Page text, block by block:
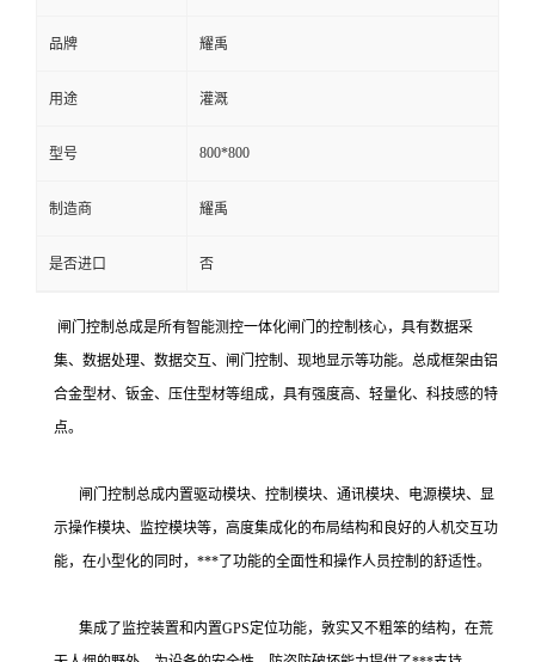
品牌 耀禹
用途 灌溉
型号 800*800
制造商 耀禹
是否进口 否
闸门控制总成是所有智能测控一体化闸门的控制核心，具有数据采
集、数据处理、数据交互、闸门控制、现地显示等功能。总成框架由铝
合金型材、钣金、压住型材等组成，具有强度高、轻量化、科技感的特
点。
闸门控制总成内置驱动模块、控制模块、通讯模块、电源模块、显
示操作模块、监控模块等，高度集成化的布局结构和良好的人机交互功
能，在小型化的同时，***了功能的全面性和操作人员控制的舒适性。
集成了监控装置和内置GPS定位功能，敦实又不粗笨的结构，在荒